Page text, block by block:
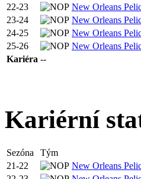
22-23
New Orleans
23-24
New Orleans
24-25
New Orleans
25-26
New Orleans
Kariéra --
Kariérní
Sezóna Tým
21-22
New Orleans